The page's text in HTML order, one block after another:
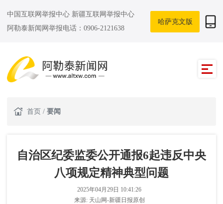
中国互联网举报中心 新疆互联网举报中心
阿勒泰新闻网举报电话：0906-2121638
哈萨克文版
首页 / 要闻
自治区纪委监委公开通报6起违反中央
八项规定精神典型问题
2025年04月29日 10:41:26
来源: 天山网-新疆日报原创